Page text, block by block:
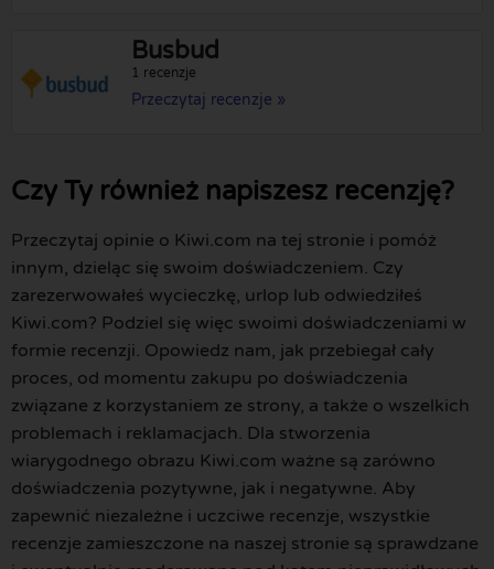
Busbud
1 recenzje
Przeczytaj recenzje »
Czy Ty również napiszesz recenzję?
Przeczytaj opinie o Kiwi.com na tej stronie i pomóż
innym, dzieląc się swoim doświadczeniem. Czy
zarezerwowałeś wycieczkę, urlop lub odwiedziłeś
Kiwi.com? Podziel się więc swoimi doświadczeniami w
formie recenzji. Opowiedz nam, jak przebiegał cały
proces, od momentu zakupu po doświadczenia
związane z korzystaniem ze strony, a także o wszelkich
problemach i reklamacjach. Dla stworzenia
wiarygodnego obrazu Kiwi.com ważne są zarówno
doświadczenia pozytywne, jak i negatywne. Aby
zapewnić niezależne i uczciwe recenzje, wszystkie
recenzje zamieszczone na naszej stronie są sprawdzane